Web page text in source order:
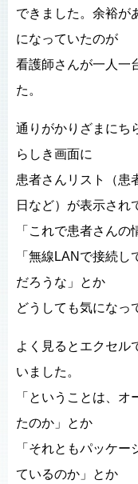
できました。余裕が
になっていたのが
看護師さんが一人一
た。
通りがかりざまにち
らしき画面に
患者さんリスト（患
日など）が表示され
「これで患者さん
「無線LANで接続
だろうな」とか
どうしても気になっ
よく見るとエクセル
いました。
「ということは、
たのか」とか
「それともパッケ
ているのか」とか